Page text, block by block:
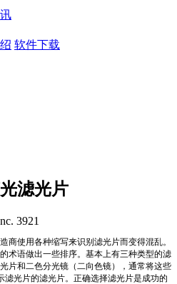
软件下载
滤光片
3921
商使用各种缩写来识别滤光片而变得混乱。
术语做出一些排序。基本上有三种类型的滤
片和二色分光镜（二向色镜），通常将这些
光片的滤光片。正确选择滤光片是成功的